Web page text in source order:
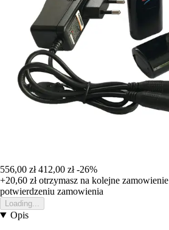
556,00 zł 412,00 zł -26%
+20,60 złotrzymasz na kolejne zamowienie
potwierdzeniu zamowienia
Loading...
Opis